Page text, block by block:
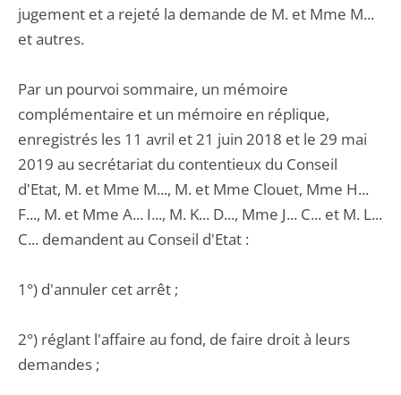
jugement et a rejeté la demande de M. et Mme M...
et autres.
Par un pourvoi sommaire, un mémoire
complémentaire et un mémoire en réplique,
enregistrés les 11 avril et 21 juin 2018 et le 29 mai
2019 au secrétariat du contentieux du Conseil
d'Etat, M. et Mme M..., M. et Mme Clouet, Mme H...
F..., M. et Mme A... I..., M. K... D..., Mme J... C... et M. L...
C... demandent au Conseil d'Etat :
1°) d'annuler cet arrêt ;
2°) réglant l'affaire au fond, de faire droit à leurs
demandes ;